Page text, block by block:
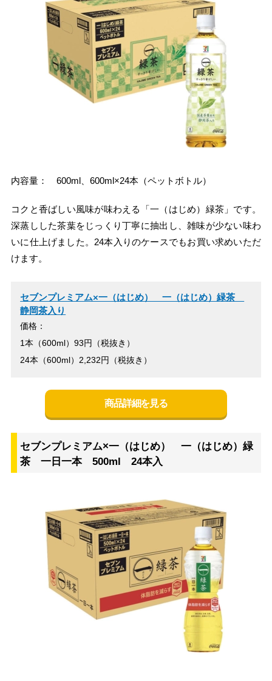
内容量： 600ml、600ml×24本（ペットボトル）
コクと香ばしい風味が味わえる「一（はじめ）緑茶」です。
深蒸しした茶葉をじっくり丁寧に抽出し、雑味が少ない味わ
いに仕上げました。24本入りのケースでもお買い求めいただ
けます。
セブンプレミアム×一（はじめ） 一（はじめ）緑茶
静岡茶入り
価格：
1本（600ml）93円（税抜き）
24本（600ml）2,232円（税抜き）
商品詳細を見る
セブンプレミアム×一（はじめ） 一（はじめ）緑
茶 一日一本 500ml 24本入